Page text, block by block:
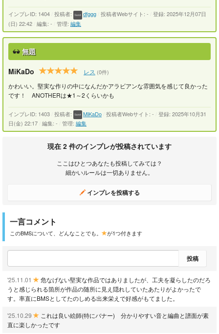
インプレID: 1404 投稿者: dfggg 投稿者Webサイト: -
登録: 2025年12月07日
(日) 22:42 編集: - 管理: 編集
無題
MiKaDo レス (0件)
かわいい。堅実な作りの中になんだかアラビアンな雰囲気を感じて良かった
です！ ANOTHERは★1～2くらいかも
インプレID: 1403 投稿者: MiKaDo 投稿者Webサイト: -
登録: 2025年10月31
日(金) 22:17 編集: - 管理: 編集
現在 2 件のインプレが投稿されています
ここはひとつあなたも投稿してみては？
細かいルールは一切ありません。
インプレを投稿する
一言コメント
このBMSについて、どんなことでも。 が1つ付きます
投稿
'25.11.01
危なげない堅実な作品ではありましたが、工夫を凝らしたのだろ
うと感じられる箇所が作品の随所に見え隠れしていたあたりがよかったで
す。率直にBMSとしてたのしめる出来栄えで好感がもてました。
'25.10.29
これは良い絵師(特にバナー) 分かりやすい音と編曲と譜面が素
直に楽しかったです